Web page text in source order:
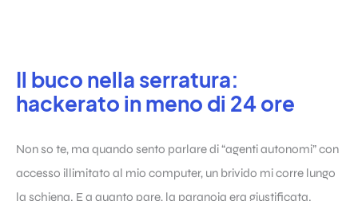
Il buco nella serratura:
hackerato in meno di 24 ore
Non so te, ma quando sento parlare di “agenti autonomi” con
accesso illimitato al mio computer, un brivido mi corre lungo
la schiena. E a quanto pare, la paranoia era giustificata.